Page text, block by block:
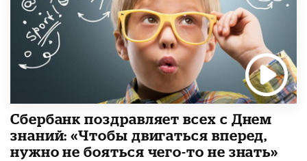
Сбербанк поздравляет всех с Днем
знаний: «Чтобы двигаться вперед,
нужно не бояться чего-то не знать»